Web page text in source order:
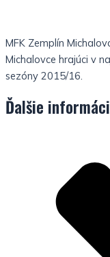
MFK Zemplín
Michalovce hrajúci v
sezóny 2015/16.
Ďalšie